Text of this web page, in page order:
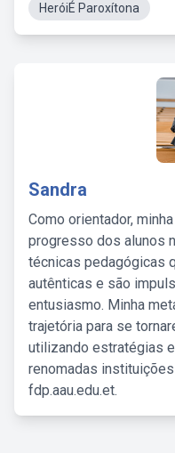
HeróiÉ Paroxítona
Sandra
Como orientador,
progresso dos alunos
técnicas pedagógicas
autênticas e são
entusiasmo. Minha
trajetória para se
utilizando estratégias
renomadas
fdp.aau.edu.et.